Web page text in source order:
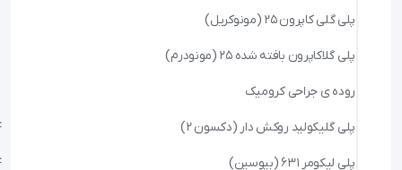
پلی گلی کاپرون ۲۵ (مونوکریل)
پلی گلاکاپرون بافته شده ۲۵ (مونودرم)
روده ی جراحی کرومیک
پلی گلیکولید روکش دار (دکسون ۲)
پلی لیکومر ۶۳۱ (بیوسین)